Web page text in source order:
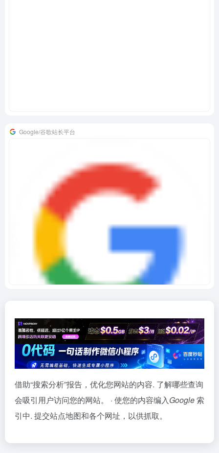
Google/谷歌站长平台
借助“搜索分析”报告，优化您网站的内容. 了解哪些查询
会吸引用户访问您的网站。 · 使您的内容编入Google索
引中. 提交站点地图和各个网址，以供抓取。